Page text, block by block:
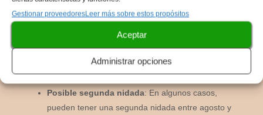
Gestionar proveedoresLeer más sobre estos propósitos
Aceptar
Administrar opciones
La temporada de reproducción del Torito dorsiblanco
generalmente coincide con los períodos de mayor
disponibilidad de alimentos en su hábitat:
Época principal: Suele ocurrir entre los meses de
marzo y julio.
Posible segunda nidada: En algunos casos,
pueden tener una segunda nidada entre agosto y